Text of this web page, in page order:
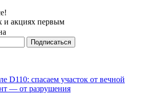
и акциях первым
D110: спасаем участок от вечной
— от разрушения